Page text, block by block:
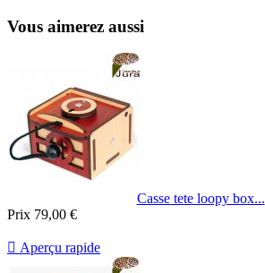
Vous aimerez aussi
Casse tete loopy box...
Prix 79,00 €
 Aperçu rapide